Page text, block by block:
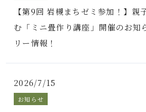
【第9回 岩槻まちゼミ参加！】親
む「ミニ畳作り講座」開催のお知
リー情報！
2026/7/15
お知らせ